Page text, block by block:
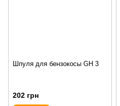
Шпуля для бензокосы GH 3
202 грн